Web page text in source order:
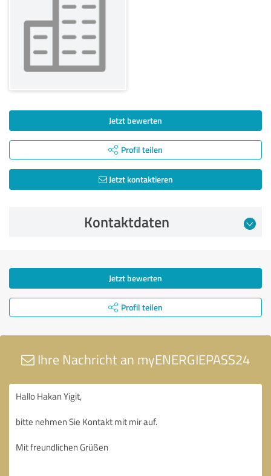
Jetzt bewerten
Profil teilen
Jetzt kontaktieren
Kontaktdaten
Jetzt bewerten
Profil teilen
Ihre Nachricht an myENERGIEPASS24